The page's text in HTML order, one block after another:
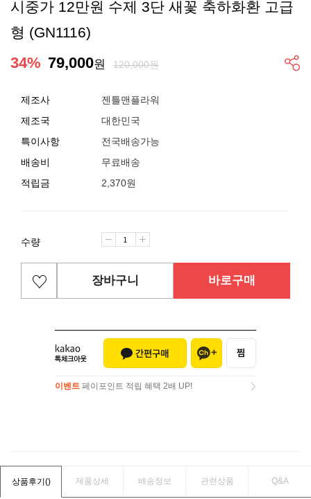
시중가 12만원 수제 3단 새꽃 축하화환 고급
형 (GN1116)
34% 79,000원 120,000원
제조사
젠틀맨플라워
제조국
대한민국
특이사항
전국배송가능
배송비
무료배송
적립금
2,370원
수량
장바구니 바로구매
이벤트 페이포인트 적립 혜택 2배 UP!
상품후기() 제품상세 배송정보 관련상품 Q&A